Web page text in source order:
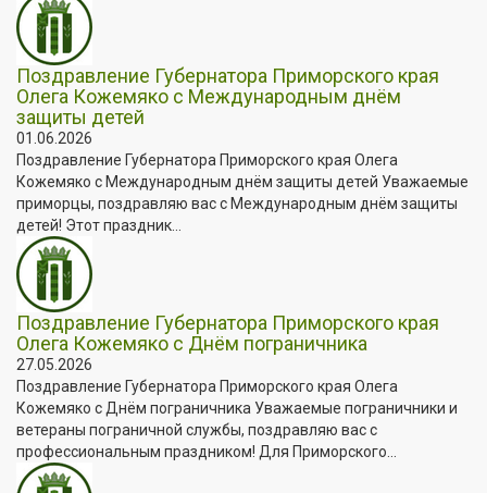
Поздравление Губернатора Приморского края
Олега Кожемяко с Международным днём
защиты детей
01.06.2026
Поздравление Губернатора Приморского края Олега
Кожемяко с Международным днём защиты детей Уважаемые
приморцы, поздравляю вас с Международным днём защиты
детей! Этот праздник...
Поздравление Губернатора Приморского края
Олега Кожемяко с Днём пограничника
27.05.2026
Поздравление Губернатора Приморского края Олега
Кожемяко с Днём пограничника Уважаемые пограничники и
ветераны пограничной службы, поздравляю вас с
профессиональным праздником! Для Приморского...